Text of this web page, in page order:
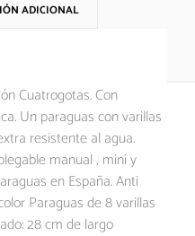
ADICIONAL
Cuatrogotas. Con
Un paraguas con varillas
resistente al agua.
manual , mini y
en España. Anti
Paraguas de 8 varillas
28 cm de largo